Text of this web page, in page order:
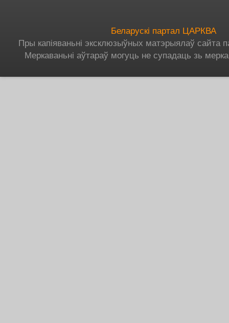
Беларускі партал ЦАРКВА
Пры капіяваньні эксклюзыўных матэрыялаў сайта
Меркаваньні аўтараў могуць не супадаць зь